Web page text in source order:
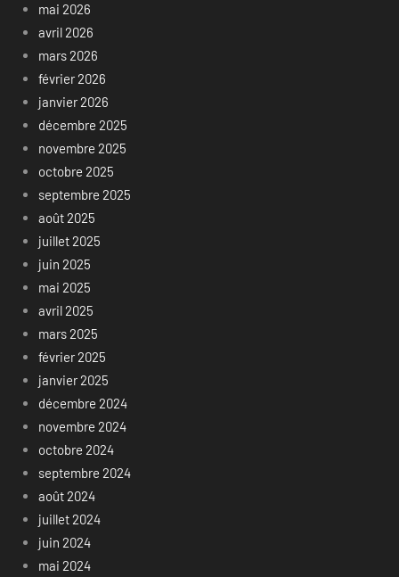
mai 2026
avril 2026
mars 2026
février 2026
janvier 2026
décembre 2025
novembre 2025
octobre 2025
septembre 2025
août 2025
juillet 2025
juin 2025
mai 2025
avril 2025
mars 2025
février 2025
janvier 2025
décembre 2024
novembre 2024
octobre 2024
septembre 2024
août 2024
juillet 2024
juin 2024
mai 2024